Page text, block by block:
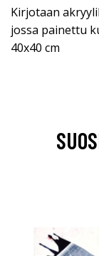
Kirjotaan
jossa painettu
40x40 cm